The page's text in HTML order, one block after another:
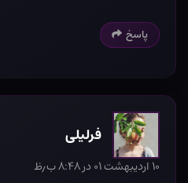
پاسخ
فرلیلی
۱۰ اردیبهشت ۰۱ در ۸:۴۸ ب٫ظ